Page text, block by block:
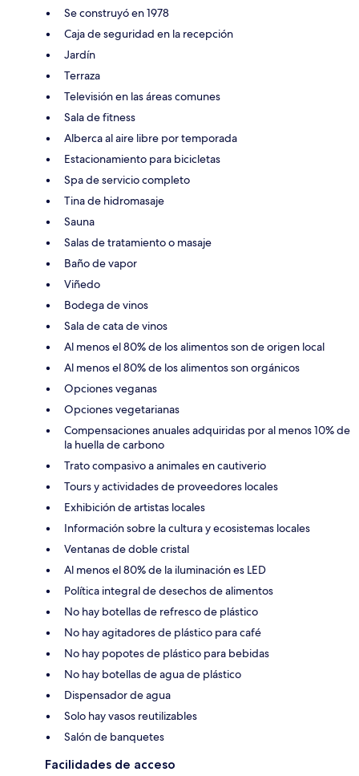
Se construyó en 1978
Caja de seguridad en la recepción
Jardín
Terraza
Televisión en las áreas comunes
Sala de fitness
Alberca al aire libre por temporada
Estacionamiento para bicicletas
Spa de servicio completo
Tina de hidromasaje
Sauna
Salas de tratamiento o masaje
Baño de vapor
Viñedo
Bodega de vinos
Sala de cata de vinos
Al menos el 80% de los alimentos son de origen local
Al menos el 80% de los alimentos son orgánicos
Opciones veganas
Opciones vegetarianas
Compensaciones anuales adquiridas por al menos 10% de
la huella de carbono
Trato compasivo a animales en cautiverio
Tours y actividades de proveedores locales
Exhibición de artistas locales
Información sobre la cultura y ecosistemas locales
Ventanas de doble cristal
Al menos el 80% de la iluminación es LED
Política integral de desechos de alimentos
No hay botellas de refresco de plástico
No hay agitadores de plástico para café
No hay popotes de plástico para bebidas
No hay botellas de agua de plástico
Dispensador de agua
Solo hay vasos reutilizables
Salón de banquetes
Facilidades de acceso